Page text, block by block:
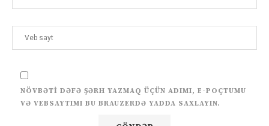
NÖVBƏTI DƏFƏ ŞƏRH YAZMAQ ÜÇÜN ADIMI, E-POÇTUMU
VƏ VEBSAYTIMI BU BRAUZERDƏ YADDA SAXLAYIN.